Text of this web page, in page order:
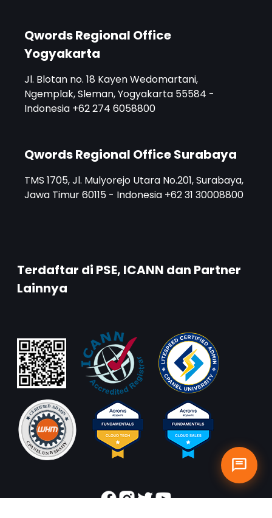
Qwords Regional Office
Yogyakarta
Jl. Blotan no. 18 Kayen Wedomartani,
Ngemplak, Sleman, Yogyakarta 55584 -
Indonesia +62 274 6058800
Qwords Regional Office Surabaya
TMS 1705, Jl. Mulyorejo Utara No.201, Surabaya,
Jawa Timur 60115 - Indonesia +62 31 30008800
Terdaftar di PSE, ICANN dan Partner
Lainnya